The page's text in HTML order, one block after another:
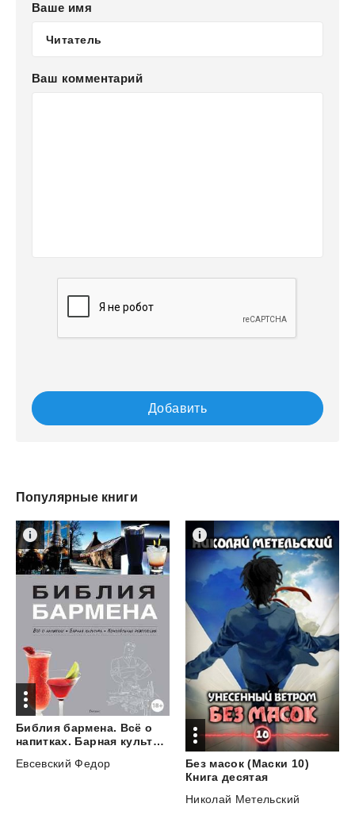
Ваше имя
Ваш комментарий
Добавить
Популярные книги
Библия бармена. Всё о
напитках. Барная культура. Коктейльная революция
Евсевский Федор
Без масок (Маски 10)
Книга десятая
Николай Метельский